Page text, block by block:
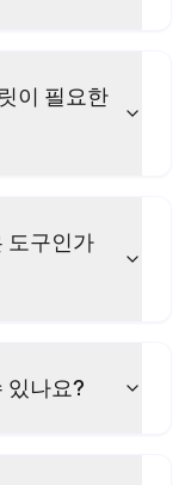
이 필요한
도구인가
있나요?